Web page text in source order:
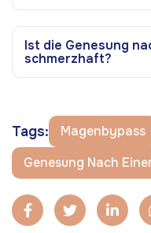
Ist die Genesung
schmerzhaft?
Tags:
Magenbypass
Genesung Nach